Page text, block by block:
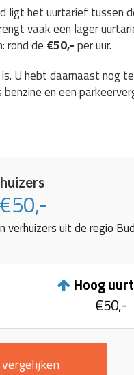
ligt het uurtarief tussen
vaak een lager
rond de €50,-per uur.
U hebt daarnaast nog
en een
verhuizers uit de regio
Hoog
€50,-